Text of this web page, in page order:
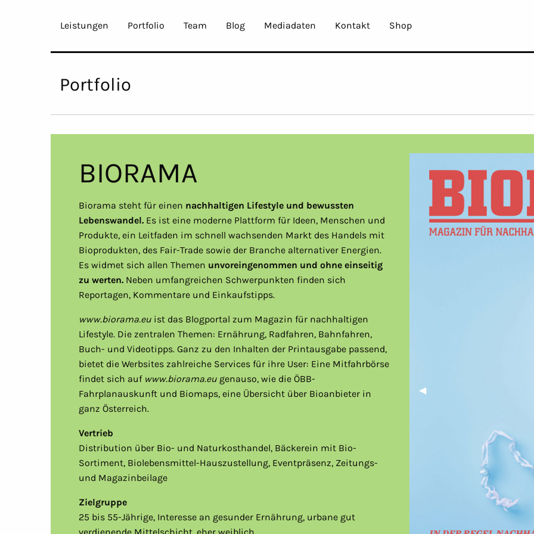
Leistungen Portfolio Team Blog Mediadaten Kontakt Shop
Portfolio
BIORAMA
Biorama steht für einen nachhaltigen Lifestyle und bewussten
Lebenswandel.Es ist eine moderne Plattform für Ideen, Menschen und
Produkte, ein Leitfaden im schnell wachsenden Markt des Handels mit
Bioprodukten, des Fair-Trade sowie der Branche alternativer Energien.
Es widmet sich allen Themen unvoreingenommen und ohne einseitig
zu werten.Neben umfangreichen Schwerpunkten finden sich
Reportagen, Kommentare und Einkaufstipps.
www.biorama.euist das Blogportal zum Magazin für nachhaltigen
Lifestyle. Die zentralen Themen: Ernährung, Radfahren, Bahnfahren,
Buch- und Videotipps. Ganz zu den Inhalten der Printausgabe passend,
bietet die Werbsites zahlreiche Services für ihre User: Eine Mitfahrbörse
findet sich auf www.biorama.eu genauso, wie die ÖBB-
Fahrplanauskunft und Biomaps, eine Übersicht über Bioanbieter in
ganz Österreich.
Vertrieb
Distribution über Bio- und Naturkosthandel, Bäckerein mit Bio-
Sortiment, Biolebensmittel-Hauszustellung, Eventpräsenz, Zeitungs-
und Magazinbeilage
Zielgruppe
25 bis 55-Jährige, Interesse an gesunder Ernährung, urbane gut
Vorheriges Bild
◀︎